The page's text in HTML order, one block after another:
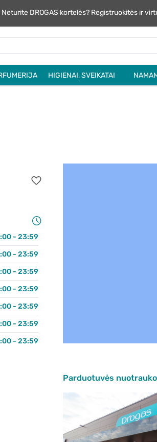
DROGAS kortelės? Registruokitės ir
HIGIENAI, SVEIKATAI
- 23:59
- 23:59
- 23:59
- 23:59
- 23:59
- 23:59
- 23:59
Parduotuvės